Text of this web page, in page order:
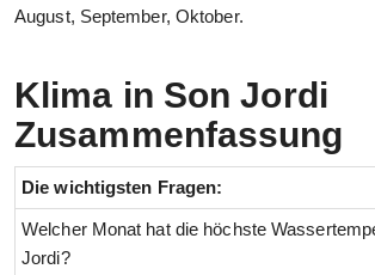
August, September, Oktober.
Klima in Son Jordi
Zusammenfassung
Die wichtigsten Fragen:
Welcher Monat hat die höchste
Jordi?